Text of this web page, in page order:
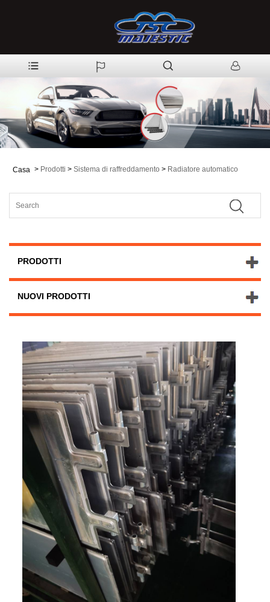
Casa > Prodotti > Sistema di raffreddamento > Radiatore automatico
PRODOTTI
NUOVI PRODOTTI